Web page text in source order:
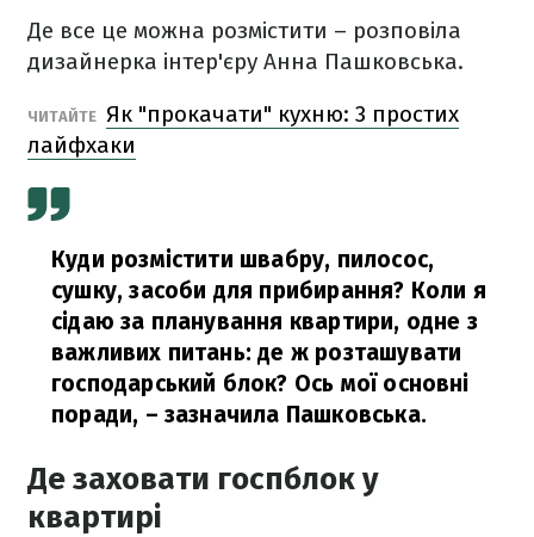
Де все це можна розмістити – розповіла
дизайнерка інтер'єру Анна Пашковська.
ЧИТАЙТЕ Як "прокачати" кухню: 3 простих
лайфхаки
Куди розмістити швабру, пилосос,
сушку, засоби для прибирання? Коли я
сідаю за планування квартири, одне з
важливих питань: де ж розташувати
господарський блок? Ось мої основні
поради, – зазначила Пашковська.
Де заховати госпблок у
квартирі